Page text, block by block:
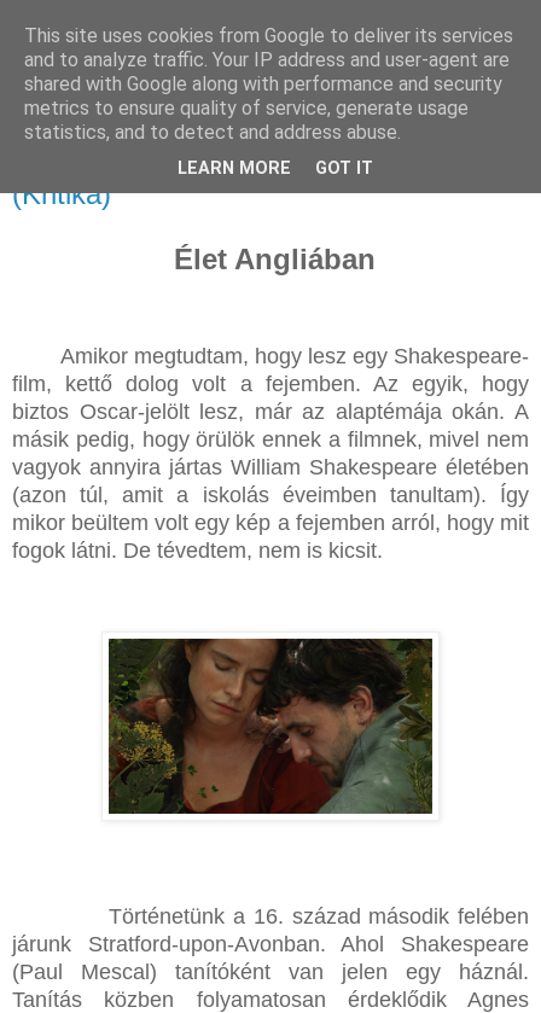
2026. január 9., péntek
Hamnet – Történeteink háttértörténete
(Kritika)
Élet Angliában
Amikor megtudtam, hogy lesz egy Shakespeare-
film, kettő dolog volt a fejemben. Az egyik, hogy
biztos Oscar-jelölt lesz, már az alaptémája okán. A
másik pedig, hogy örülök ennek a filmnek, mivel nem
vagyok annyira jártas William Shakespeare életében
(azon túl, amit a iskolás éveimben tanultam). Így
mikor beültem volt egy kép a fejemben arról, hogy mit
fogok látni. De tévedtem, nem is kicsit.
Történetünk a 16. század második felében
járunk Stratford-upon-Avonban. Ahol Shakespeare
(Paul Mescal) tanítóként van jelen egy háznál.
Tanítás közben folyamatosan érdeklődik Agnes
This site uses cookies from Google to deliver its services
and to analyze traffic. Your IP address and user-agent are
shared with Google along with performance and security
metrics to ensure quality of service, generate usage
statistics, and to detect and address abuse.
LEARN MORE GOT IT